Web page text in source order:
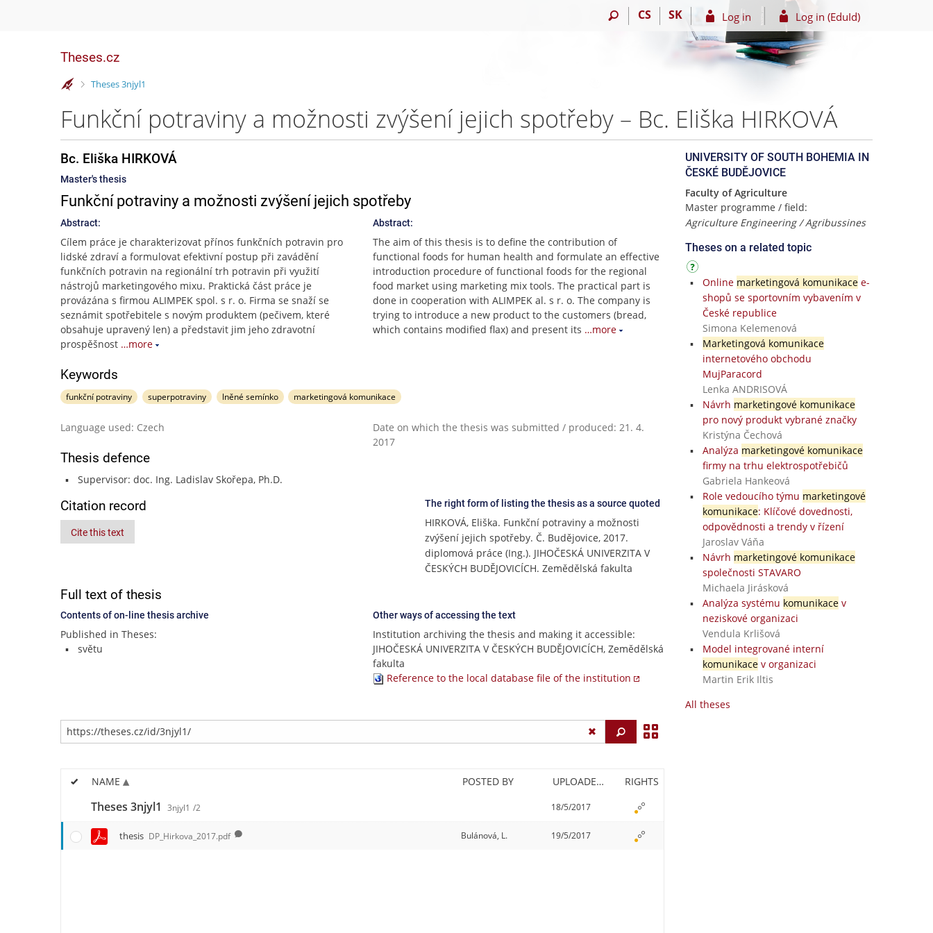
CS SK Log in Log in (EduId)
Theses.cz
>
Theses 3njyl1
Funkční potraviny a možnosti zvýšení jejich spotřeby – Bc. Eliška HIRKOVÁ
Bc. Eliška HIRKOVÁ
Master's thesis
Funkční potraviny a možnosti zvýšení jejich spotřeby
Abstract:
Cílem práce je charakterizovat přínos funkčních potravin pro
lidské zdraví a formulovat efektivní postup při zavádění
funkčních potravin na regionální trh potravin při využití
nástrojů marketingového mixu. Praktická část práce je
provázána s firmou ALIMPEK spol. s r. o. Firma se snaží se
seznámit spotřebitele s novým produktem (pečivem, které
obsahuje upravený len) a představit jim jeho zdravotní
prospěšnost …more
Abstract:
The aim of this thesis is to define the contribution of
functional foods for human health and formulate an effective
introduction procedure of functional foods for the regional
food market using marketing mix tools. The practical part is
done in cooperation with ALIMPEK al. s r. o. The company is
trying to introduce a new product to the customers (bread,
which contains modified flax) and present its …more
Keywords
funkční potraviny superpotraviny lněné semínko marketingová komunikace
Language used: Czech
Date on which the thesis was submitted / produced: 21. 4.
2017
Thesis defence
Supervisor: doc. Ing. Ladislav Skořepa, Ph.D.
Citation record
Cite this text
The right form of listing the thesis as a source quoted
HIRKOVÁ, Eliška. Funkční potraviny a možnosti
zvýšení jejich spotřeby. Č. Budějovice, 2017.
diplomová práce (Ing.). JIHOČESKÁ UNIVERZITA V
ČESKÝCH BUDĚJOVICÍCH. Zemědělská fakulta
Full text of thesis
Contents of on-line thesis archive
Published in Theses:
světu
Other ways of accessing the text
Institution archiving the thesis and making it accessible:
JIHOČESKÁ UNIVERZITA V ČESKÝCH BUDĚJOVICÍCH, Zemědělská
fakulta
Reference to the local database file of the institution
UNIVERSITY OF SOUTH BOHEMIA IN
ČESKÉ BUDĚJOVICE
Faculty of Agriculture
Master programme / field:
Agriculture Engineering / Agribussines
Theses on a related topic
Online marketingová komunikacee-
shopů se sportovním vybavením v
České republice
Simona Kelemenová
Marketingová komunikace
internetového obchodu
MujParacord
Lenka ANDRISOVÁ
Návrh marketingové komunikace
pro nový produkt vybrané značky
Kristýna Čechová
Analýza marketingové komunikace
firmy na trhu elektrospotřebičů
Gabriela Hankeová
Role vedoucího týmu marketingové
komunikace: Klíčové dovednosti,
odpovědnosti a trendy v řízení
Jaroslav Váňa
Návrh marketingové komunikace
společnosti STAVARO
Michaela Jirásková
Analýza systému komunikacev
neziskové organizaci
Vendula Krlišová
Model integrované interní
komunikacev organizaci
Martin Erik Iltis
All theses
Find
NAME POSTED BY UPLOADED/CREATED RIGHTS
Theses 3njyl1 3njyl1 /2 18/5/2017
thesis DP_Hirkova_2017.pdf Bulánová, L. 19/5/2017